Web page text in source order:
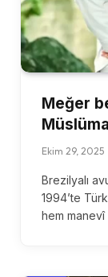
Meğer
Ekim 29, 2025
Brezilyalı
1994’te
hem